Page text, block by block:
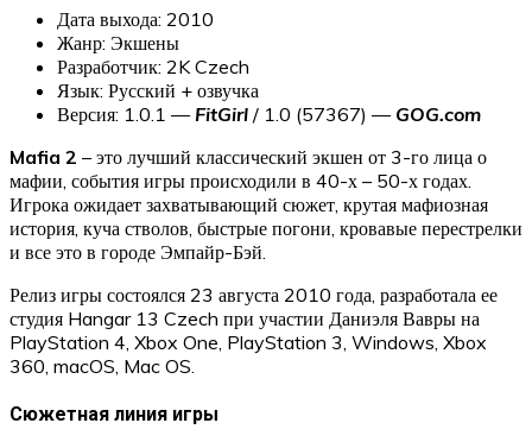
Дата выхода: 2010
Жанр: Экшены
Разработчик: 2K Czech
Язык: Русский + озвучка
Версия: 1.0.1 — FitGirl / 1.0 (57367) — GOG.com
Mafia 2 – это лучший классический экшен от 3-го лица о
мафии, события игры происходили в 40-х – 50-х годах.
Игрока ожидает захватывающий сюжет, крутая мафиозная
история, куча стволов, быстрые погони, кровавые перестрелки
и все это в городе Эмпайр-Бэй.
Релиз игры состоялся 23 августа 2010 года, разработала ее
студия Hangar 13 Czech при участии Даниэля Вавры на
PlayStation 4, Xbox One, PlayStation 3, Windows, Xbox
360, macOS, Mac OS.
Сюжетная линия игры